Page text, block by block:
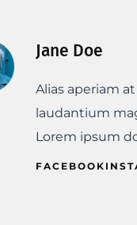
Jane Doe
Alias aperiam
laudantium
Lorem ipsum